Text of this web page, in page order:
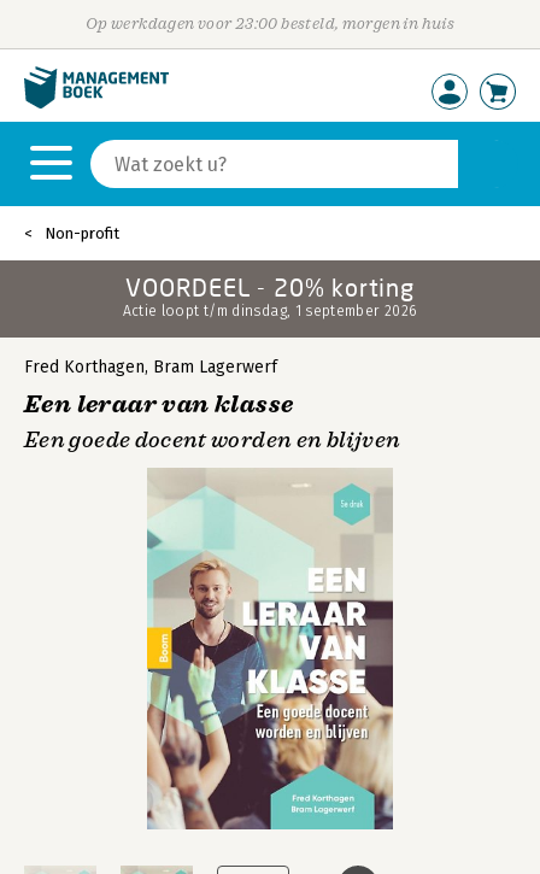
Op werkdagen voor 23:00 besteld, morgen in huis
Non-profit
VOORDEEL - 20% korting
Actie loopt t/m dinsdag, 1 september 2026
Fred Korthagen, Bram Lagerwerf
Een leraar van klasse
Een goede docent worden en blijven